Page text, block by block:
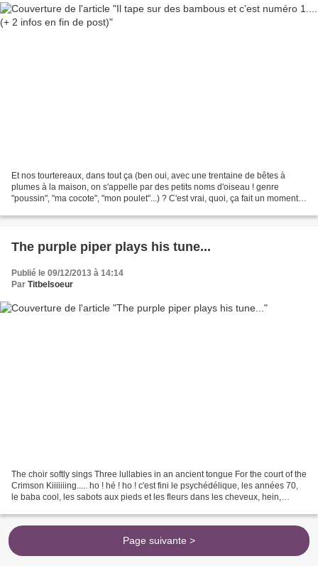
Et nos tourtereaux, dans tout ça (ben oui, avec une trentaine de bêtes à
plumes à la maison, on s'appelle par des petits noms d'oiseau ! genre
"poussin", "ma cocote", "mon poulet"...) ? C'est vrai, quoi, ça fait un moment
The purple piper plays his tune...
Publié le 09/12/2013 à 14:14
Par Titbelsoeur
The choir softly sings Three lullabies in an ancient tongue For the court of the
Crimson Kiiiiiiing..... ho ! hé ! ho ! c'est fini le psychédélique, les années 70,
le baba cool, les sabots aux pieds et les fleurs dans les cheveux, hein,
Page suivante >